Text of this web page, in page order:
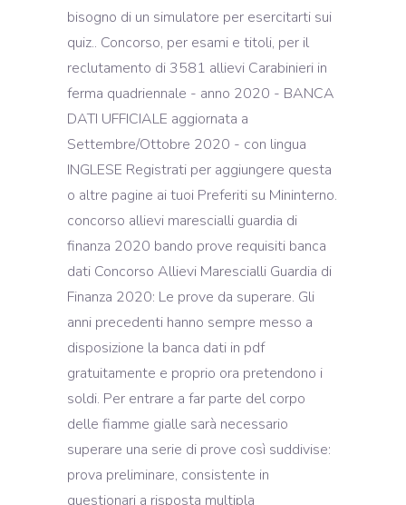
bisogno di un simulatore per esercitarti sui
quiz.. Concorso, per esami e titoli, per il
reclutamento di 3581 allievi Carabinieri in
ferma quadriennale - anno 2020 - BANCA
DATI UFFICIALE aggiornata a
Settembre/Ottobre 2020 - con lingua
INGLESE Registrati per aggiungere questa
o altre pagine ai tuoi Preferiti su Mininterno.
concorso allievi marescialli guardia di
finanza 2020 bando prove requisiti banca
dati Concorso Allievi Marescialli Guardia di
Finanza 2020: Le prove da superare. Gli
anni precedenti hanno sempre messo a
disposizione la banca dati in pdf
gratuitamente e proprio ora pretendono i
soldi. Per entrare a far parte del corpo
delle fiamme gialle sarà necessario
superare una serie di prove così suddivise:
prova preliminare, consistente in
questionari a risposta multipla